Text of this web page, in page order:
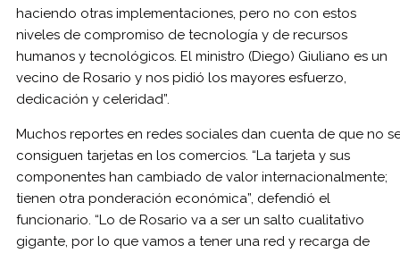
haciendo otras implementaciones, pero no con estos
niveles de compromiso de tecnología y de recursos
humanos y tecnológicos. El ministro (Diego) Giuliano es un
vecino de Rosario y nos pidió los mayores esfuerzo,
dedicación y celeridad”.
Muchos reportes en redes sociales dan cuenta de que no
consiguen tarjetas en los comercios. “La tarjeta y sus
componentes han cambiado de valor internacionalmente;
tienen otra ponderación económica”, defendió el
funcionario. “Lo de Rosario va a ser un salto cualitativo
gigante, por lo que vamos a tener una red y recarga de